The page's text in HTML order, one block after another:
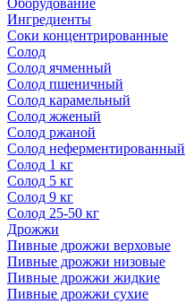
Оборудование
Ингредиенты
Соки концентрированные
Солод
Солод ячменный
Солод пшеничный
Солод карамельный
Солод жженый
Солод ржаной
Солод неферментированный
Солод 1 кг
Солод 5 кг
Солод 9 кг
Солод 25-50 кг
Дрожжи
Пивные дрожжи верховые
Пивные дрожжи низовые
Пивные дрожжи жидкие
Пивные дрожжи сухие